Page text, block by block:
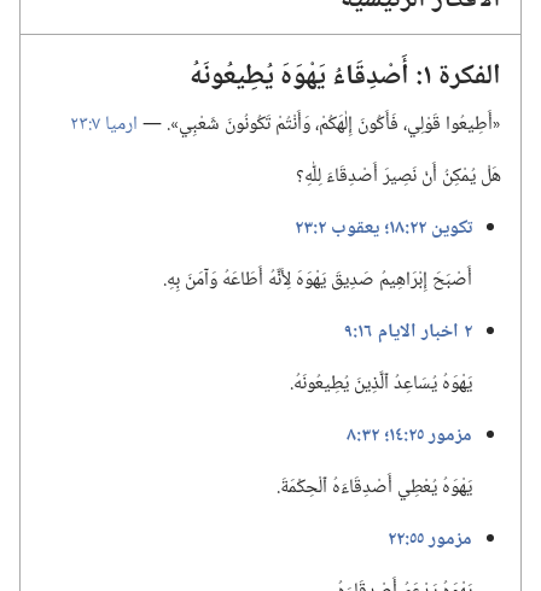
الفكرة ١:‏ أَصْدِقَاءُ يَهْوَهَ يُطِيعُونَهُ
‏«أَطِيعُوا قَوْلِي،‏ فَأَكُونَ إِلٰهَكُمْ،‏ وَأَنْتُمْ تَكُونُونَ شَعْبِي».‏ —‏ارميا ٧:‏٢٣
هَلْ يُمْكِنُ أَنْ نَصِيرَ أَصْدِقَاءَ لِلّٰهِ؟‏
تكوين ٢٢:‏١٨؛‏
يعقوب ٢:‏٢٣
أَصْبَحَ إِبْرَاهِيمُ صَدِيقَ يَهْوَهَ لِأَنَّهُ أَطَاعَهُ وَآمَنَ بِهِ.‏
٢ اخبار الايام ١٦:‏٩
يَهْوَهُ يُسَاعِدُ ٱلَّذِينَ يُطِيعُونَهُ.‏
مزمور ٢٥:‏١٤؛‏
٣٢:‏٨
يَهْوَهُ يُعْطِي أَصْدِقَاءَهُ ٱلْحِكْمَةَ.‏
مزمور ٥٥:‏٢٢